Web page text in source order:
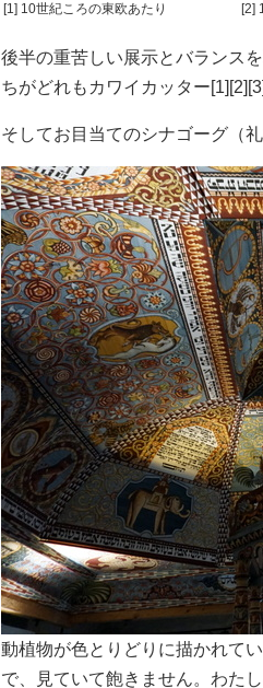
[1] 10世紀ころの東欧あたり [2]
後半の重苦しい展示とバランス
ちがどれもカワイカッター[1][2][3]
そしてお目当てのシナゴーグ（
動植物が色とりどりに描かれて
で、見ていて飽きません。わた